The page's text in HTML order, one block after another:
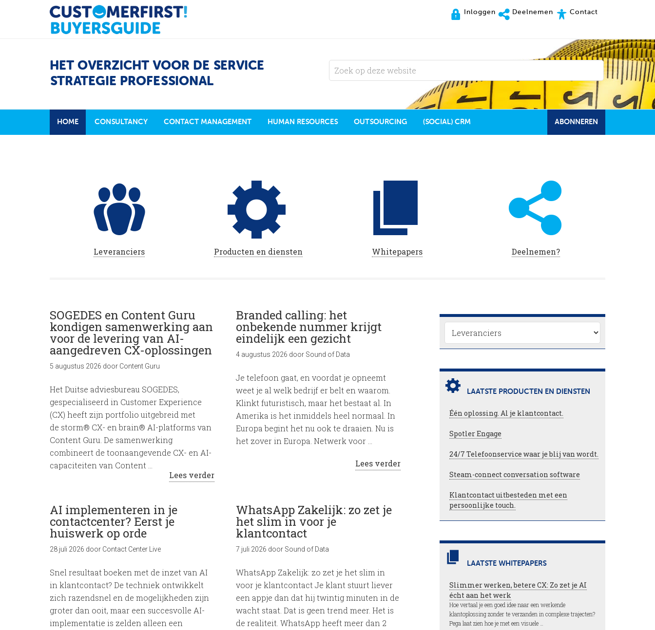
Inloggen Deelnemen Contact
HET OVERZICHT VOOR DE SERVICE
STRATEGIE PROFESSIONAL
HOME CONSULTANCY CONTACT MANAGEMENT HUMAN RESOURCES OUTSOURCING (SOCIAL) CRM ABONNEREN
Leveranciers Producten en diensten Whitepapers Deelnemen?
SOGEDES en Content Guru
kondigen samenwerking aan
voor de levering van AI-
aangedreven CX-oplossingen
5 augustus 2026 door Content Guru
Het Duitse adviesbureau SOGEDES,
gespecialiseerd in Customer Experience
(CX) heeft zijn portfolio uitgebreid met
de storm® CX- en brain® AI-platforms van
Content Guru. De samenwerking
combineert de toonaangevende CX- en AI-
capaciteiten van Content …
Lees verder
Branded calling: het
onbekende nummer krijgt
eindelijk een gezicht
4 augustus 2026 door Sound of Data
Je telefoon gaat, en voordat je opneemt
weet je al welk bedrijf er belt en waarom.
Klinkt futuristisch, maar het bestaat al. In
Amerika is het inmiddels heel normaal. In
Europa begint het nu ook te draaien. Nu is
het zover in Europa. Netwerk voor …
Lees verder
AI implementeren in je
contactcenter? Eerst je
huiswerk op orde
28 juli 2026 door Contact Center Live
Snel resultaat boeken met de inzet van AI
in klantcontact? De techniek ontwikkelt
zich razendsnel en de mogelijkheden zijn
groter dan ooit, maar een succesvolle AI-
implementatie is zelden alleen een
WhatsApp Zakelijk: zo zet je
het slim in voor je
klantcontact
7 juli 2026 door Sound of Data
WhatsApp Zakelijk: zo zet je het slim in
voor je klantcontact Je klant stuurt liever
een appje dan dat hij twintig minuten in de
wacht staat. Dat is geen trend meer. Het is
de realiteit. WhatsApp heeft meer dan 2
LAATSTE PRODUCTEN EN DIENSTEN
Één oplossing. Al je klantcontact.
Spotler Engage
24/7 Telefoonservice waar je blij van wordt.
Steam-connect conversation software
Klantcontact uitbesteden met een
persoonlijke touch.
LAATSTE WHITEPAPERS
Slimmer werken, betere CX: Zo zet je AI
écht aan het werk
Hoe vertaal je een goed idee naar een werkende
klantoplossing zonder te verzanden in complexe trajecten?
Pega laat zien hoe je met een visuele …